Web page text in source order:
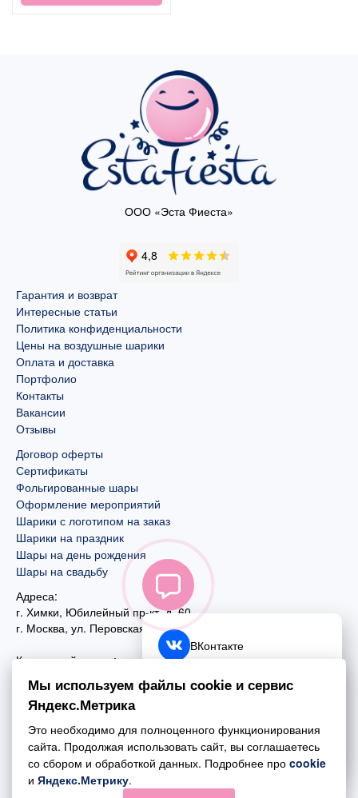
ООО «Эста Фиеста»
Гарантия и возврат
Интересные статьи
Политика конфиденциальности
Цены на воздушные шарики
Оплата и доставка
Портфолио
Контакты
Вакансии
Отзывы
Договор оферты
Сертификаты
Фольгированные шары
Оформление мероприятий
Шарики с логотипом на заказ
Шарики на праздник
Шары на день рождения
Шары на свадьбу
Адреса:
г. Химки, Юбилейный пр-кт, д. 60
г. Москва, ул. Перовская, д. 59
Контактный номер:
+7 (495) 970-44-75
Почта:
mail@esta-fiesta.ru
Режим работы интернет-магазина:
ПН-ВС с 09:00 до 21:00
ВКонтакте
Telegram
Обратный звонок
Мы используем файлы cookie и сервис
Яндекс.Метрика
Это необходимо для полноценного функционирования
сайта. Продолжая использовать сайт, вы соглашаетесь
со сбором и обработкой данных. Подробнее про cookie
и Яндекс.Метрику.